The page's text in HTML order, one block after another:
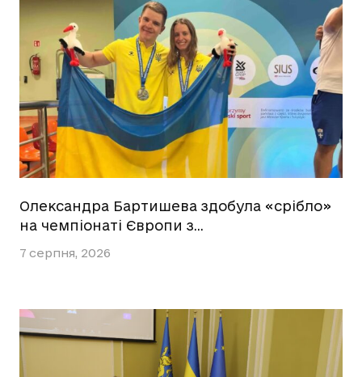
Олександра Бартишева здобула «срібло»
на чемпіонаті Європи з…
7 серпня, 2026